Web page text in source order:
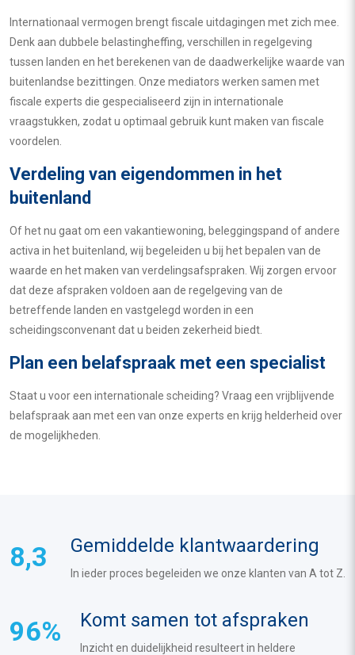
Internationaal vermogen brengt fiscale uitdagingen met zich mee.
Denk aan dubbele belastingheffing, verschillen in regelgeving
tussen landen en het berekenen van de daadwerkelijke waarde van
buitenlandse bezittingen. Onze mediators werken samen met
fiscale experts die gespecialiseerd zijn in internationale
vraagstukken, zodat u optimaal gebruik kunt maken van fiscale
voordelen.
Verdeling van eigendommen in het
buitenland
Of het nu gaat om een vakantiewoning, beleggingspand of andere
activa in het buitenland, wij begeleiden u bij het bepalen van de
waarde en het maken van verdelingsafspraken. Wij zorgen ervoor
dat deze afspraken voldoen aan de regelgeving van de
betreffende landen en vastgelegd worden in een
scheidingsconvenant dat u beiden zekerheid biedt.
Plan een belafspraak met een specialist
Staat u voor een internationale scheiding? Vraag een vrijblijvende
belafspraak aan met een van onze experts en krijg helderheid over
de mogelijkheden.
8,3 Gemiddelde klantwaardering
In ieder proces begeleiden we onze klanten van A tot Z.
96% Komt samen tot afspraken
Inzicht en duidelijkheid resulteert in heldere